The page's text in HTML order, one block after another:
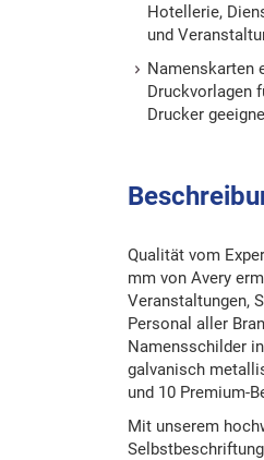
Hotellerie,
und
Namenskarten
Druckvorlagen
Drucker
Qualität vom
mm von Avery
Veranstaltungen,
Personal aller
Namensschilder
galvanisch
und 10 Premium-
Mit unserem